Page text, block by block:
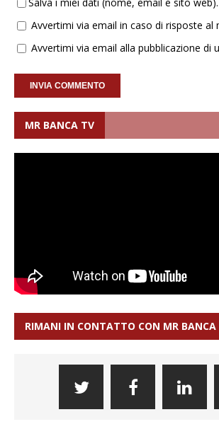
Avvertimi via email in caso di risposte al
Avvertimi via email alla pubblicazione di
MR BANCA TV
RIMANI IN CONTATTO CON MR BANCA